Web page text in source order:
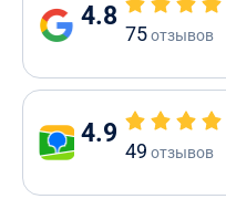
4.8
75отзывов
4.9
49 отзывов